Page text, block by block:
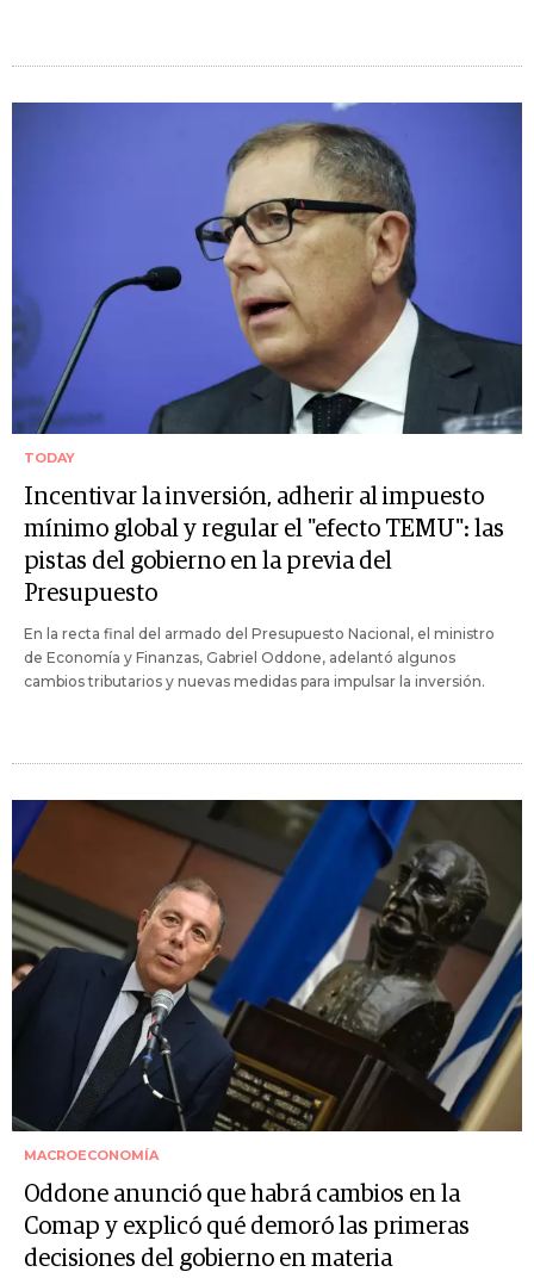
TODAY
Incentivar la inversión, adherir al impuesto
mínimo global y regular el "efecto TEMU": las
pistas del gobierno en la previa del
Presupuesto
En la recta final del armado del Presupuesto Nacional, el ministro
de Economía y Finanzas, Gabriel Oddone, adelantó algunos
cambios tributarios y nuevas medidas para impulsar la inversión.
MACROECONOMÍA
Oddone anunció que habrá cambios en la
Comap y explicó qué demoró las primeras
decisiones del gobierno en materia